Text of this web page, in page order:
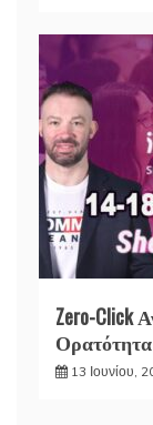
Zero-Click
13 Ιουνίου,